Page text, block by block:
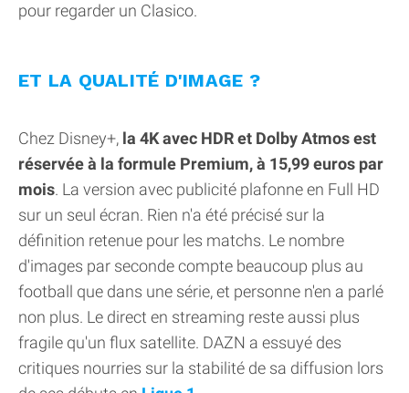
pour regarder un Clasico.
ET LA QUALITÉ D'IMAGE ?
Chez Disney+, la 4K avec HDR et Dolby Atmos est
réservée à la formule Premium, à 15,99 euros par
mois. La version avec publicité plafonne en Full HD
sur un seul écran. Rien n'a été précisé sur la
définition retenue pour les matchs. Le nombre
d'images par seconde compte beaucoup plus au
football que dans une série, et personne n'en a parlé
non plus. Le direct en streaming reste aussi plus
fragile qu'un flux satellite. DAZN a essuyé des
critiques nourries sur la stabilité de sa diffusion lors